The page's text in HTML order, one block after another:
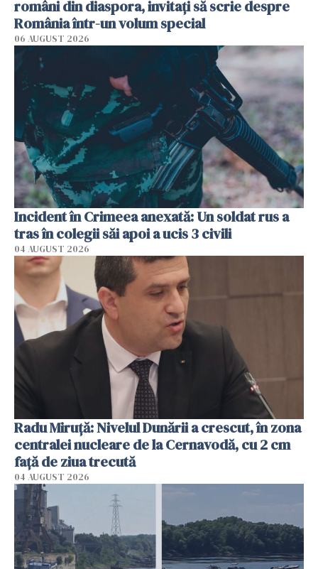
români din diaspora, invitați să scrie despre
România într-un volum special
06 AUGUST 2026
Incident în Crimeea anexată: Un soldat rus a
tras în colegii săi apoi a ucis 3 civili
04 AUGUST 2026
Radu Miruţă: Nivelul Dunării a crescut, în zona
centralei nucleare de la Cernavodă, cu 2 cm
faţă de ziua trecută
04 AUGUST 2026